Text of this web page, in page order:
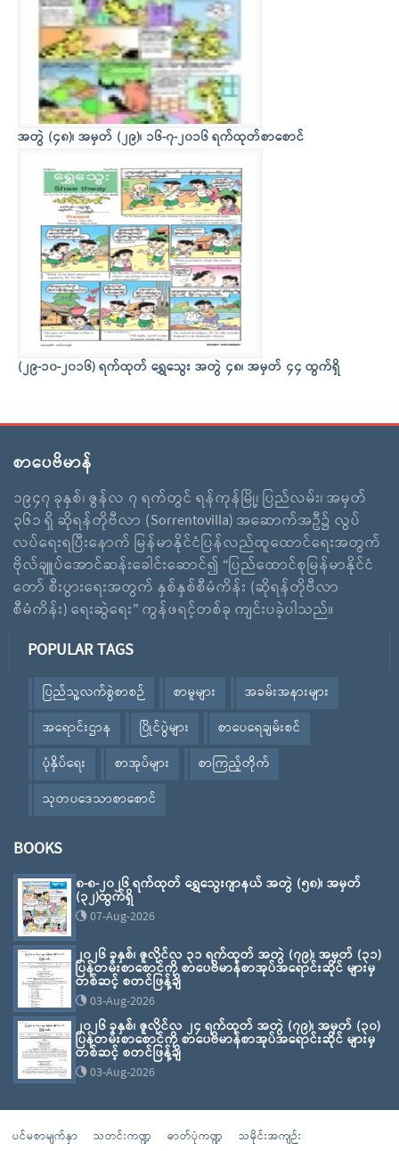
အတွဲ (၄၈)၊ အမှတ် (၂၉)၊ ၁၆-၇-၂၀၁၆ ရက်ထုတ်စာစောင်
(၂၉-၁၀-၂၀၁၆) ရက်ထုတ် ရွှေသွေး အတွဲ ၄၈၊ အမှတ် ၄၄ ထွက်ရှိ
စာပေဗိမာန်
၁၉၄၇ ခုနှစ်၊ ဇွန်လ ၇ ရက်တွင် ရန်ကုန်မြို့၊ ပြည်လမ်း၊ အမှတ်
၃၆၁ ရှိ ဆိုရန်တိုဗီလာ (Sorrentovilla) အဆောက်အဦ၌ လွပ်
လပ်ရေးရပြီးနောက် မြန်မာနိုင်ငံပြန်လည်ထူထောင်ရေးအတွက်
ဗိုလ်ချူပ်အောင်ဆန်းခေါင်းဆောင်၍ “ပြည်ထောင်စုမြန်မာနိုင်ငံ
တော် စီးပွားရေးအတွက် နှစ်နှစ်စီမံကိန်း (ဆိုရန်တိုဗီလာ
စီမံကိန်း) ရေးဆွဲရေး” ကွန်ဖရင့်တစ်ခု ကျင်းပခဲ့ပါသည်။
POPULAR TAGS
ပြည်သူ့လက်စွဲစာစဉ် စာမူများ
အခမ်းအနားများ
အရောင်းဌာန
ပြိုင်ပွဲများ
စာပေရေချမ်းစင်
ပုံနှိပ်ရေး
စာအုပ်များ
စာကြည့်တိုက်
သုတပဒေသာစာစောင်
BOOKS
၈-၈-၂၀၂၆ ရက်ထုတ် ရွှေသွေးဂျာနယ် အတွဲ (၅၈)၊ အမှတ်
(၃၂)ထွက်ရှိ
07-Aug-2026
၂၀၂၆ ခုနှစ်၊ ဇူလိုင်လ ၃၁ ရက်ထုတ် အတွဲ (၇၉)၊ အမှတ် (၃၁)
ပြန်တမ်းစာစောင်ကို စာပေဗိမာန်စာအုပ်အရောင်းဆိုင် များမှ
တစ်ဆင့် စတင်ဖြန့်ချိ
03-Aug-2026
၂၀၂၆ ခုနှစ်၊ ဇူလိုင်လ ၂၄ ရက်ထုတ် အတွဲ (၇၉)၊ အမှတ် (၃၀)
ပြန်တမ်းစာစောင်ကို စာပေဗိမာန်စာအုပ်အရောင်းဆိုင် များမှ
တစ်ဆင့် စတင်ဖြန့်ချိ
03-Aug-2026
ပင်မစာမျက်နှာ သတင်းကဏ္ဍ ဓာတ်ပုံကဏ္ဍ
သမိုင်းအကျဉ်း